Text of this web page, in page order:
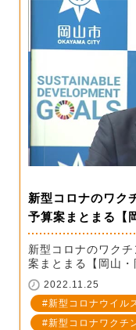
新型コロナのワ
予算案まとまる【
新型コロナのワク
案まとまる【岡山・
2022.11.25
新型コロナウイル
新型コロナワクチ